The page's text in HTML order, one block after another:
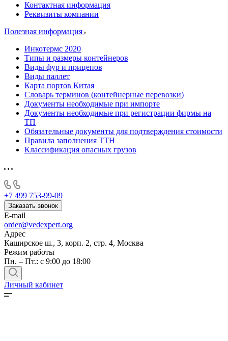
Контактная информация
Реквизиты компании
Полезная информация
Инкотермс 2020
Типы и размеры контейнеров
Виды фур и прицепов
Виды паллет
Карта портов Китая
Словарь терминов (контейнерные перевозки)
Документы необходимые при импорте
Документы необходимые при регистрации фирмы на
ТП
Обязательные документы для подтверждения стоимости
Правила заполнения ТТН
Классификация опасных грузов
+7 499 753-99-09
Заказать звонок
E-mail
order@vedexpert.org
Адрес
Каширское ш., 3, корп. 2, стр. 4, Москва
Режим работы
Пн. – Пт.: с 9:00 до 18:00
Личный кабинет